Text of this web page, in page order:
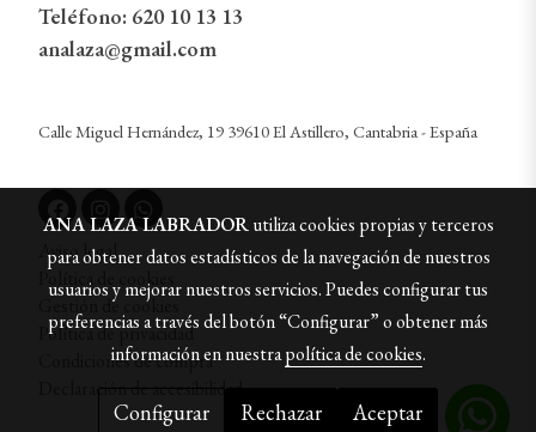
Teléfono: 620 10 13 13
analaza@gmail.com
Calle Miguel Hernández, 19 39610 El Astillero, Cantabria - España
Aviso legal
Política de cookies
Gestión de cookies
Política de privacidad
Condiciones de compra
Declaración de accesibilidad
ANA LAZA LABRADORutiliza cookies propias y terceros
para obtener datos estadísticos de la navegación de nuestros
usuarios y mejorar nuestros servicios. Puedes configurar tus
preferencias a través del botón “Configurar” o obtener más
información en nuestrapolítica de cookies.
Configurar Rechazar Aceptar